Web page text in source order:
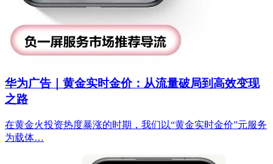
华为广告｜黄金实时金价：从流量破局到高效变现
之路
在黄金火投资热度暴涨的时期，我们以“黄金实时金价”元服务
为载体…